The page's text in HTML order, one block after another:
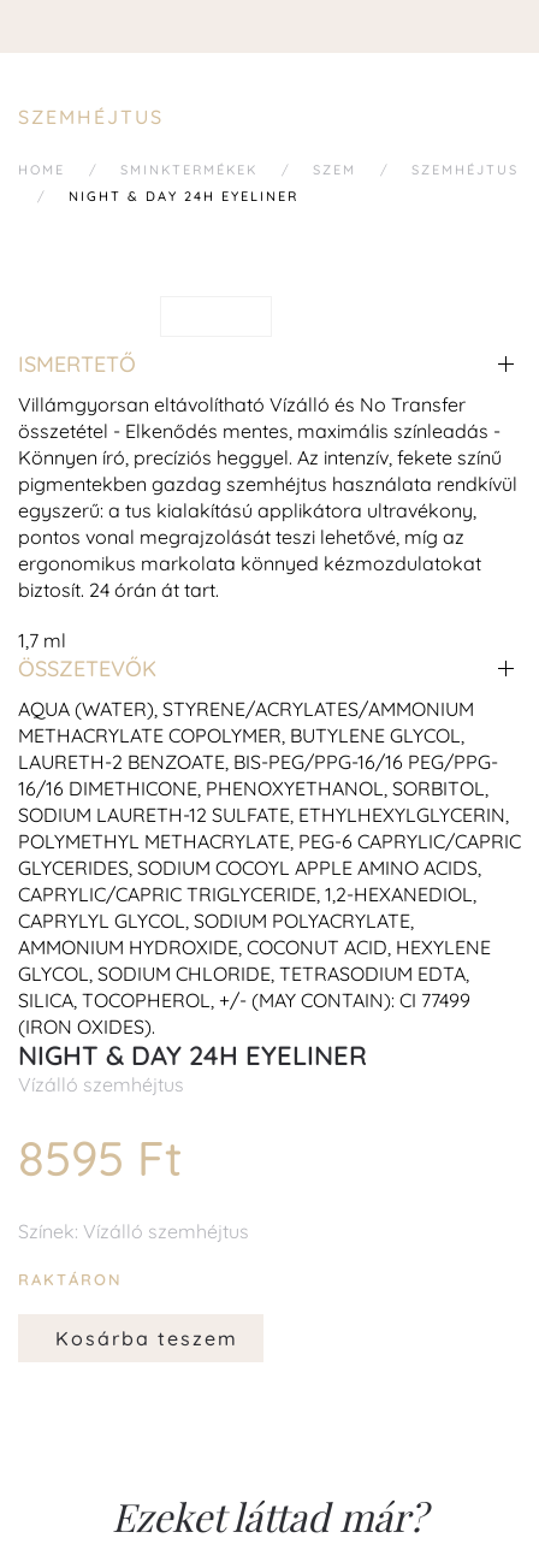
SZEMHÉJTUS
HOME SMINKTERMÉKEK SZEM
SZEMHÉJTUS
NIGHT & DAY 24H EYELINER
ISMERTETŐ
Villámgyorsan eltávolítható Vízálló és No Transfer
összetétel - Elkenődés mentes, maximális színleadás -
Könnyen író, precíziós heggyel. Az intenzív, fekete színű
pigmentekben gazdag szemhéjtus használata rendkívül
egyszerű: a tus kialakítású applikátora ultravékony,
pontos vonal megrajzolását teszi lehetővé, míg az
ergonomikus markolata könnyed kézmozdulatokat
biztosít. 24 órán át tart.
1,7 ml
ÖSSZETEVŐK
AQUA (WATER), STYRENE/ACRYLATES/AMMONIUM
METHACRYLATE COPOLYMER, BUTYLENE GLYCOL,
LAURETH-2 BENZOATE, BIS-PEG/PPG-16/16 PEG/PPG-
16/16 DIMETHICONE, PHENOXYETHANOL, SORBITOL,
SODIUM LAURETH-12 SULFATE, ETHYLHEXYLGLYCERIN,
POLYMETHYL METHACRYLATE, PEG-6 CAPRYLIC/CAPRIC
GLYCERIDES, SODIUM COCOYL APPLE AMINO ACIDS,
CAPRYLIC/CAPRIC TRIGLYCERIDE, 1,2-HEXANEDIOL,
CAPRYLYL GLYCOL, SODIUM POLYACRYLATE,
AMMONIUM HYDROXIDE, COCONUT ACID, HEXYLENE
GLYCOL, SODIUM CHLORIDE, TETRASODIUM EDTA,
SILICA, TOCOPHEROL, +/- (MAY CONTAIN): CI 77499
(IRON OXIDES).
NIGHT & DAY 24H EYELINER
Vízálló szemhéjtus
8595 Ft
Színek: Vízálló szemhéjtus
RAKTÁRON
Kosárba teszem
Ezeket láttad már?